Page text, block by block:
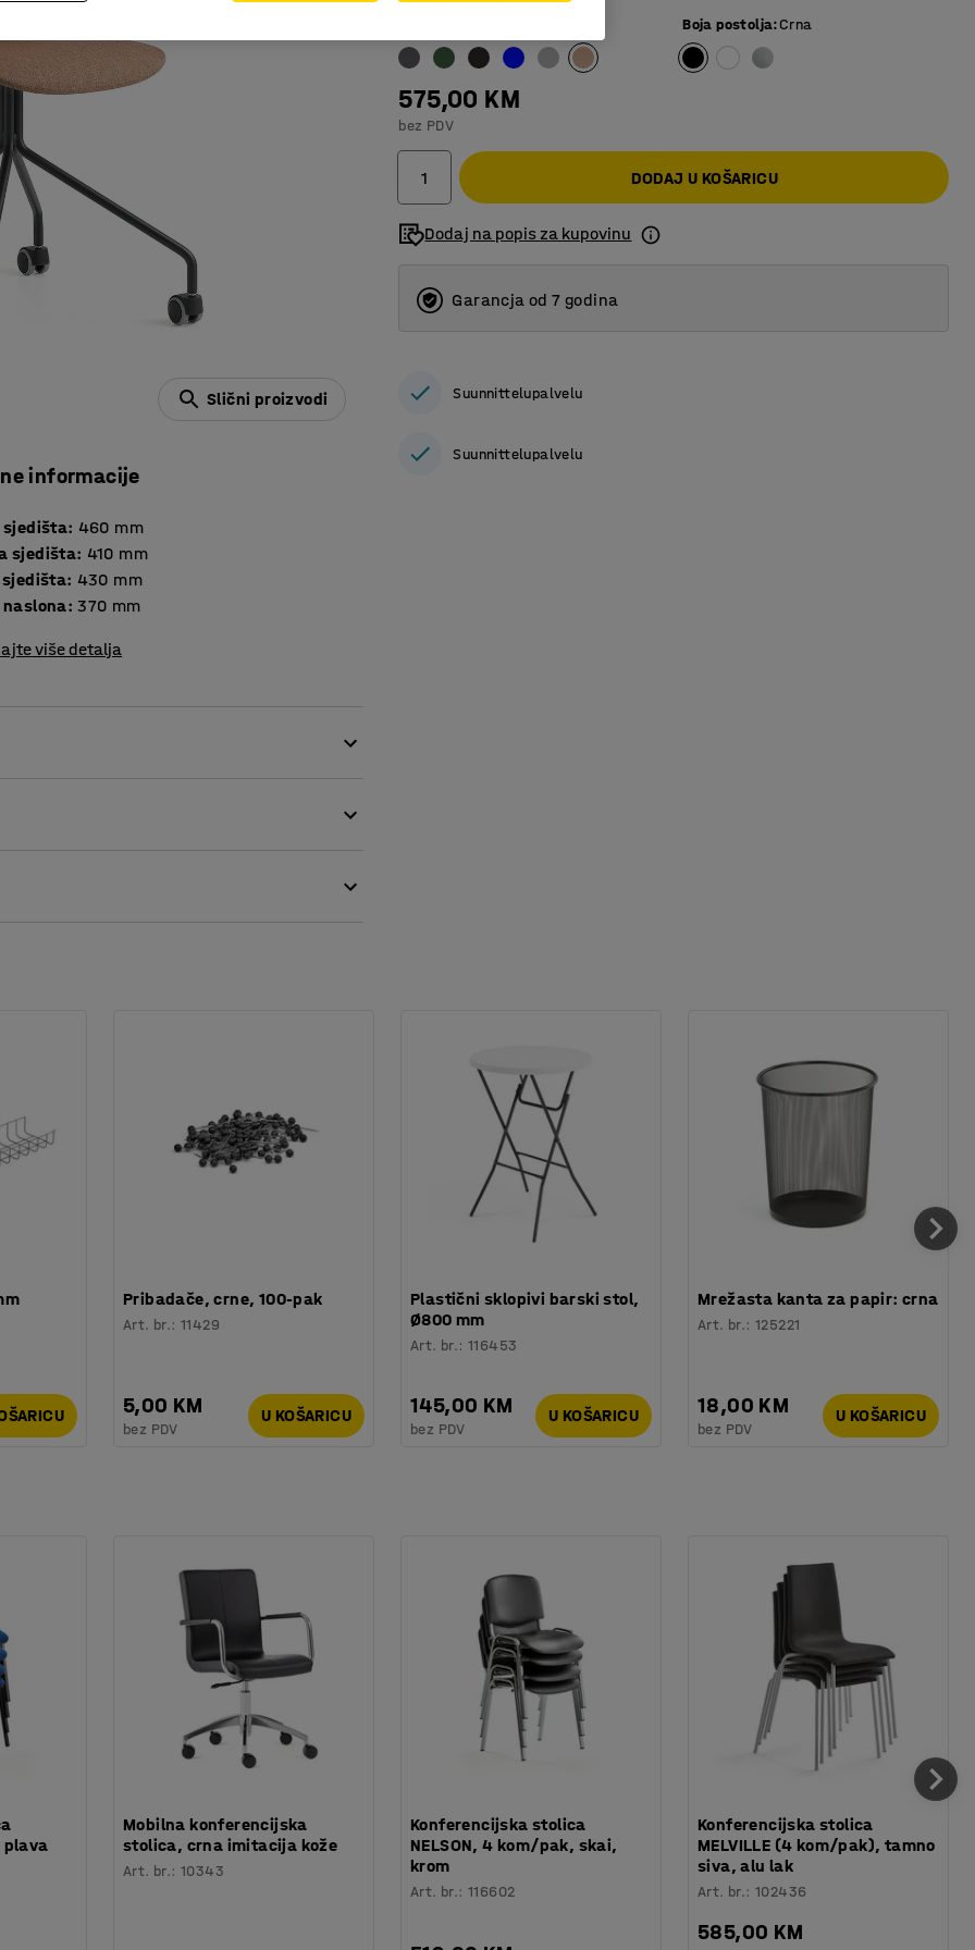
Slični proizvodi
informacije
sjedišta: 460 mm
sjedišta: 410 mm
: 430 mm
: 370 mm
više detalja
gdje je potreban brz i jednostavan
Boja postolja:Crna
575,00 KM
bez PDV
DODAJ U KOŠARICU
Dodaj na popis za kupovinu
Garancja od 7 godina
Suunnittelupalvelu
Suunnittelupalvelu
Pribadače, crne, 100-pak
Art. br.:11429
5,00 KM
bez PDV
U KOŠARICU
Plastični sklopivi barski stol,
Ø800 mm
Art. br.:116453
145,00 KM
bez PDV
U KOŠARICU
Mrežasta kanta za papir: crna
Art. br.:125221
18,00 KM
bez PDV
U KOŠARICU
plava
Mobilna konferencijska
stolica, crna imitacija kože
Art. br.:10343
Konferencijska stolica
NELSON, 4 kom/pak, skai,
krom
Art. br.:116602
Konferencijska stolica
MELVILLE (4 kom/pak), tamno
siva, alu lak
Art. br.:102436
585,00 KM